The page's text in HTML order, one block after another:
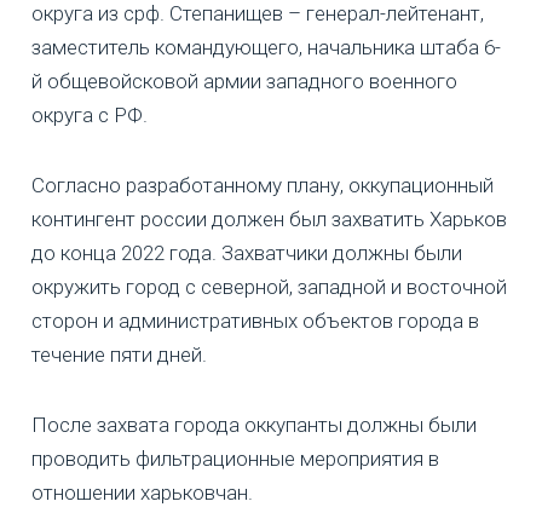
округа из срф. Степанищев – генерал-лейтенант,
заместитель командующего, начальника штаба 6-
й общевойсковой армии западного военного
округа с РФ.
Согласно разработанному плану, оккупационный
контингент россии должен был захватить Харьков
до конца 2022 года. Захватчики должны были
окружить город с северной, западной и восточной
сторон и административных объектов города в
течение пяти дней.
После захвата города оккупанты должны были
проводить фильтрационные мероприятия в
отношении харьковчан.